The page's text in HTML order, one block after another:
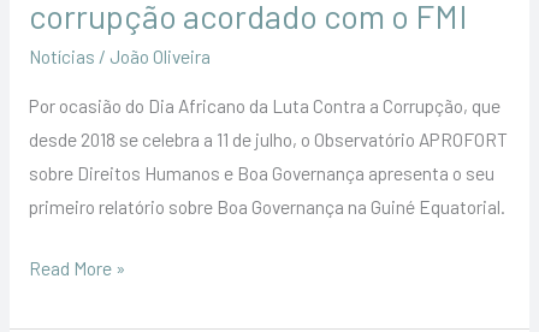
corrupção acordado com o FMI
Notícias / João Oliveira
Por ocasião do Dia Africano da Luta Contra a Corrupção, que
desde 2018 se celebra a 11 de julho, o Observatório APROFORT
sobre Direitos Humanos e Boa Governança apresenta o seu
primeiro relatório sobre Boa Governança na Guiné Equatorial.
com
o
Read More »